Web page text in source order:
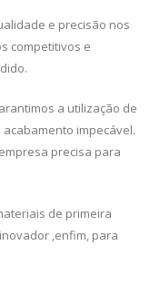
e precisão nos
competitivos e
a utilização de
impecável.
precisa para
de primeira
,enfim, para